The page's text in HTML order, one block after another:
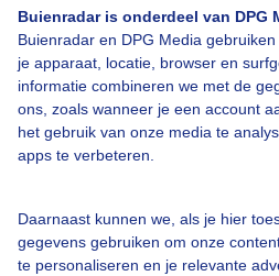
Buienradar is onderdeel van DPG
Buienradar en DPG Media
je apparaat, locatie, browser en
informatie combineren we met de
ons, zoals wanneer je een account
het gebruik van onze media te
apps te verbeteren.
Daarnaast kunnen we, als je hier
gegevens gebruiken om onze
te personaliseren en je relevante
Een moment